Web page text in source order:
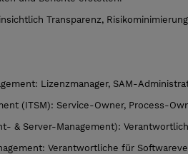
Transparenz,
Lizenzmanager, SAM-
(ITSM): Service-Owner, Process-
& Server-Management):
Verantwortliche für